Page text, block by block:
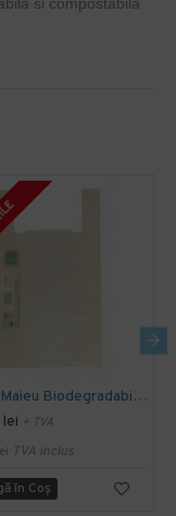
Pungi Maieu Biodegradabile & Compostabile 2-3Kg 24x40cm, 500 buc/ bax
lei + TVA
TVA inclus
în Coş